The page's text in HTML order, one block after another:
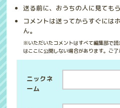
送る前に、おうちの人に見ても
コメントは送ってからすぐには
ん。
※いただいたコメントはすべて編集部で
はここに公開しない場合があります。ご了
ニックネ
ーム